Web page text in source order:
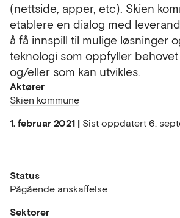
(nettside, apper, etc). Skien
etablere en dialog med
å få innspill til mulige løsninger
teknologi som oppfyller
og/eller som kan utvikles.
Aktører
Skien kommune
1. februar 2021 | Sist oppdatert 6.
Status
Pågående anskaffelse
Sektorer